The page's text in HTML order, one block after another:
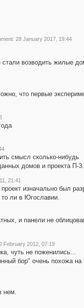
28 January 2017, 19:44
возводить жилые
что первые
смысл сколько-нибудь
домов и проекта П-3.
21:41
изначально был
ли в Югославии.
и панели не
February 2012, 07:19
чуть не поженились...
бор" очень похожа на
нем.